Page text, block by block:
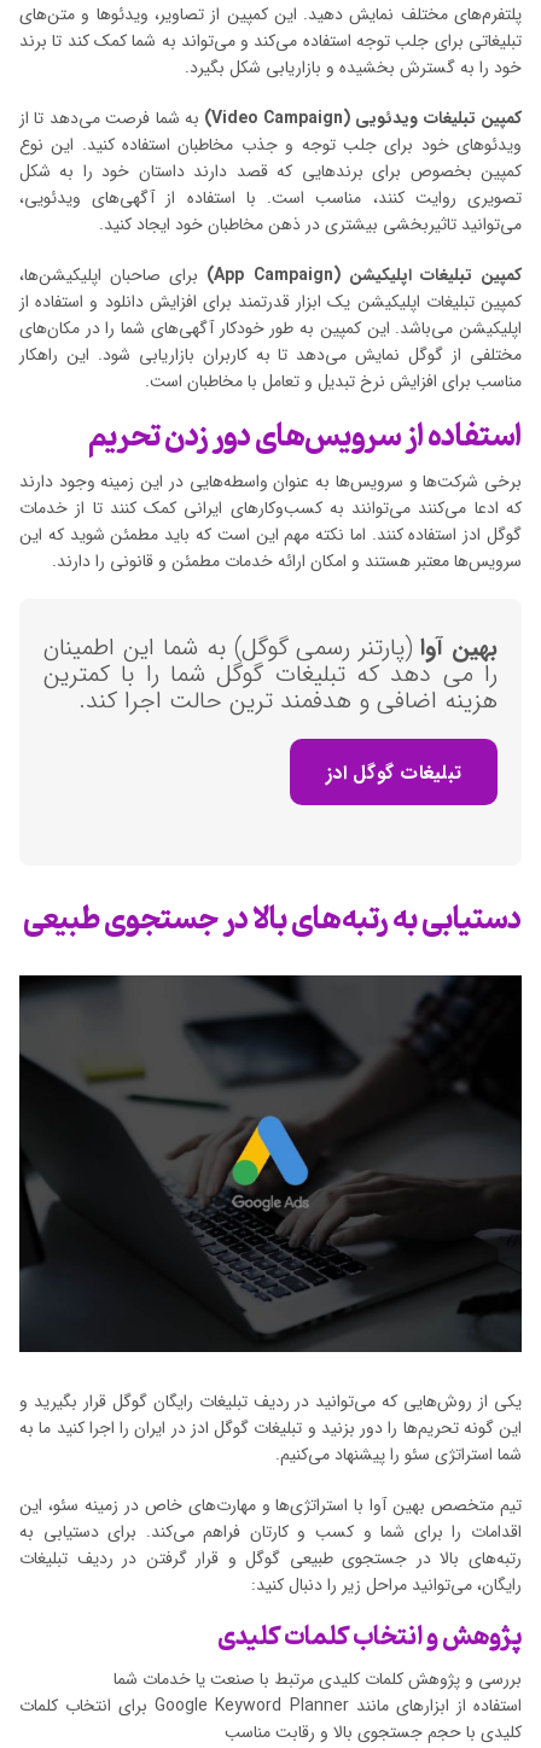
پلتفرم‌های مختلف نمایش دهید. این کمپین از تصاویر، ویدئوها و متن‌های
تبلیغاتی برای جلب توجه استفاده می‌کند و می‌تواند به شما کمک کند تا برند
خود را به گسترش بخشیده و بازاریابی شکل بگیرد.
کمپین تبلیغات ویدئویی (Video Campaign)
به شما فرصت می‌دهد تا از
ویدئوهای خود برای جلب توجه و جذب مخاطبان استفاده کنید. این نوع
کمپین بخصوص برای برندهایی که قصد دارند داستان خود را به شکل
تصویری روایت کنند، مناسب است. با استفاده از آگهی‌های ویدئویی،
می‌توانید تاثیربخشی بیشتری در ذهن مخاطبان خود ایجاد کنید.
کمپین تبلیغات اپلیکیشن (App Campaign)
برای صاحبان اپلیکیشن‌ها،
کمپین تبلیغات اپلیکیشن یک ابزار قدرتمند برای افزایش دانلود و استفاده از
اپلیکیشن می‌باشد. این کمپین به طور خودکار آگهی‌های شما را در مکان‌های
مختلفی از گوگل نمایش می‌دهد تا به کاربران بازاریابی شود. این راهکار
مناسب برای افزایش نرخ تبدیل و تعامل با مخاطبان است.
استفاده از سرویس‌های دور زدن تحریم
برخی شرکت‌ها و سرویس‌ها به عنوان واسطه‌هایی در این زمینه وجود دارند
که ادعا می‌کنند می‌توانند به کسب‌وکارهای ایرانی کمک کنند تا از خدمات
گوگل ادز استفاده کنند. اما نکته مهم این است که باید مطمئن شوید که این
سرویس‌ها معتبر هستند و امکان ارائه خدمات مطمئن و قانونی را دارند.
بهین آوا(پارتنر رسمی گوگل) به شما این اطمینان
را می دهد که تبلیغات گوگل شما را با کمترین
هزینه اضافی و هدفمند ترین حالت اجرا کند.
تبلیغات گوگل ادز
دستیابی به رتبه‌های بالا در جستجوی طبیعی
یکی از روش‌هایی که می‌توانید در ردیف تبلیغات رایگان گوگل قرار بگیرید و
این گونه تحریم‌ها را دور بزنید و تبلیغات گوگل ادز در ایران را اجرا کنید ما به
شما استراتژی سئو را پیشنهاد می‌کنیم.
تیم متخصص بهین آوا با استراتژی‌ها و مهارت‌های خاص در زمینه سئو، این
اقدامات را برای شما و کسب و کارتان فراهم می‌کند. برای دستیابی به
رتبه‌های بالا در جستجوی طبیعی گوگل و قرار گرفتن در ردیف تبلیغات
رایگان، می‌توانید مراحل زیر را دنبال کنید:
پژوهش و انتخاب کلمات کلیدی
بررسی و پژوهش کلمات کلیدی مرتبط با صنعت یا خدمات شما
استفاده از ابزارهای مانند Google Keyword Planner برای انتخاب کلمات
کلیدی با حجم جستجوی بالا و رقابت مناسب